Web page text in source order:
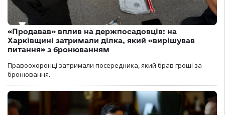
«Продавав» вплив на держпосадовців: на
Харківщині затримали ділка, який «вирішував
питання» з бронюванням
Правоохоронці затримали посередника, який брав гроші за
бронювання.